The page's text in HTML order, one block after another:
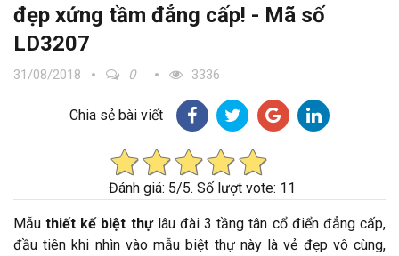
đẹp xứng tầm đẳng cấp! - Mã số
LD3207
31/08/2018 0 3336
Chia sẻ bài viết
Đánh giá: 5/5. Số lượt vote: 11
Mẫuthiết kế biệt thựlâu đài 3 tầng tân cổ điển đẳng cấp,
đầu tiên khi nhìn vào mẫu biệt thự này là vẻ đẹp vô cùng,